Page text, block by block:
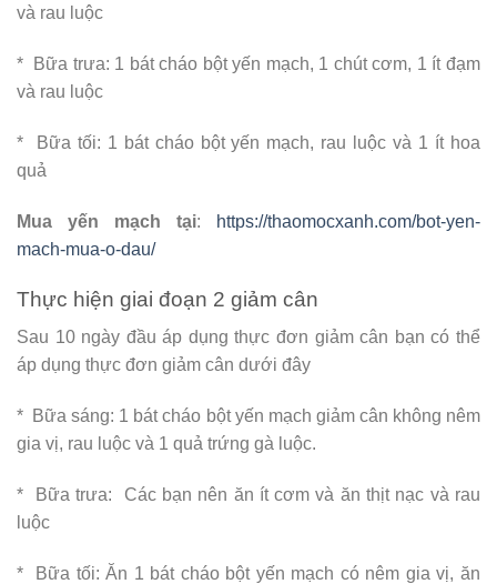
và rau luộc
* Bữa trưa: 1 bát cháo bột yến mạch, 1 chút cơm, 1 ít đạm
và rau luộc
* Bữa tối: 1 bát cháo bột yến mạch, rau luộc và 1 ít hoa
quả
Mua yến mạch tại:
https://thaomocxanh.com/bot-yen-
mach-mua-o-dau/
Thực hiện giai đoạn 2 giảm cân
Sau 10 ngày đầu áp dụng thực đơn giảm cân bạn có thể
áp dụng thực đơn giảm cân dưới đây
* Bữa sáng: 1 bát cháo bột yến mạch giảm cân không nêm
gia vị, rau luộc và 1 quả trứng gà luộc.
* Bữa trưa: Các bạn nên ăn ít cơm và ăn thịt nạc và rau
luộc
* Bữa tối: Ăn 1 bát cháo bột yến mạch có nêm gia vị, ăn